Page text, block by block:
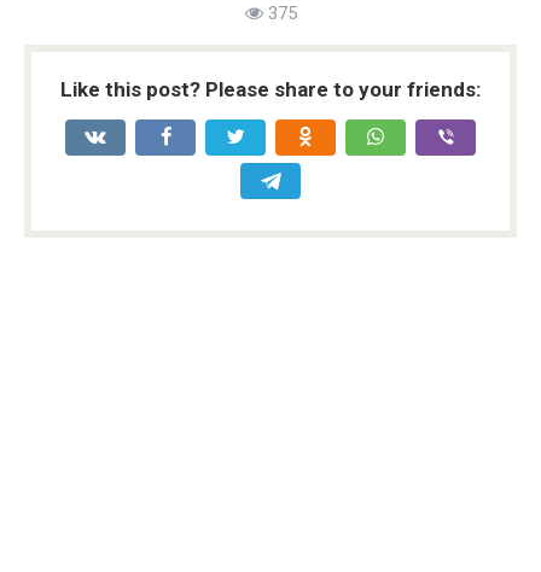
375
Like this post? Please share to your friends: